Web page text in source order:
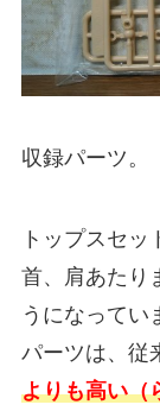
収録パーツ。
トップスセ
首、肩あたり
うになってい
パーツは、従
よりも高い（